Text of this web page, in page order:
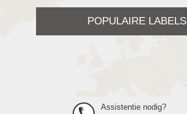
POPULAIRE LABELS
Assistentie nodig?